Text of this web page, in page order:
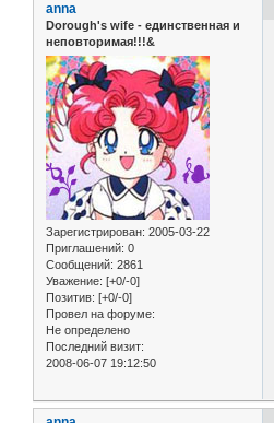
anna
Dorough's wife - единственная и
неповторимая!!!&
Зарегистрирован: 2005-03-22
Приглашений: 0
Сообщений: 2861
Уважение: [+0/-0]
Позитив: [+0/-0]
Провел на форуме:
Не определено
Последний визит:
2008-06-07 19:12:50